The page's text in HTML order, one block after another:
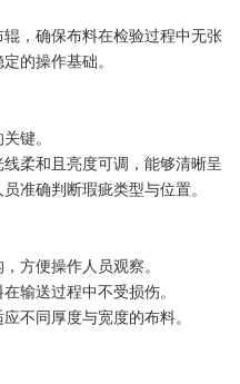
，确保布料在检验过程中无张
的操作基础。
键。
柔和且亮度可调，能够清晰呈
准确判断瑕疵类型与位置。
方便操作人员观察。
输送过程中不受损伤。
不同厚度与宽度的布料。